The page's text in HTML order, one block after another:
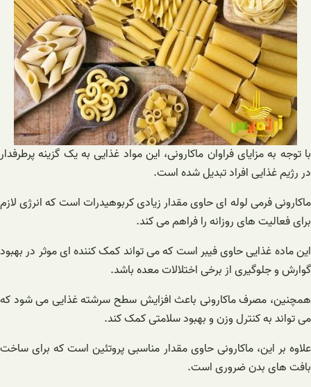
با توجه به مزایای فراوان ماکارونی، این مواد غذایی به یک گزینه پرطرفدار
در رژیم غذایی افراد تبدیل شده است.
ماکارونی فرمی لوله ای حاوی مقدار زیادی کربوهیدرات است که انرژی لازم
برای فعالیت های روزانه را فراهم می کند.
این ماده غذایی حاوی فیبر است که می تواند کمک کننده ای موثر در بهبود
گوارش و جلوگیری از برخی اختلالات معده باشد.
همچنین، مصرف ماکارونی باعث افزایش سطح سرشته غذایی می شود که
می تواند به کنترل وزن و بهبود سلامتی کمک کند.
علاوه بر این، ماکارونی حاوی مقدار مناسبی پروتئین است که برای ساخت
بافت های بدن ضروری است.